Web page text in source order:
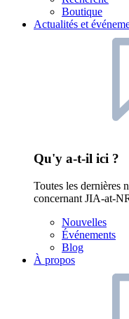
Boutique
Actualités et
Qu'y a-t-il ici ?
Toutes les dernières
concernant JIA-at-
Nouvelles
Événements
Blog
À propos